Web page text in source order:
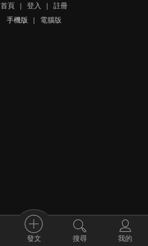
首頁 | 登入 |
註冊
手機版
| 電腦版
發文 搜尋 我的